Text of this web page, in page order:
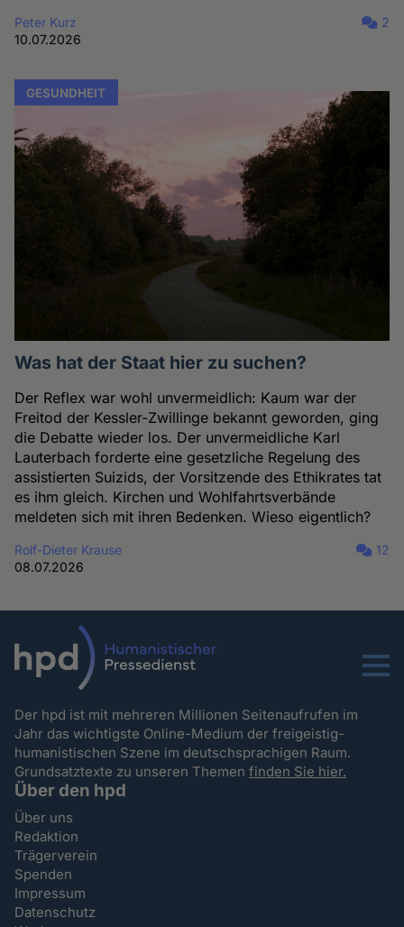
Peter Kurz
10.07.2026
2
GESUNDHEIT
Was hat der Staat hier zu suchen?
Der Reflex war wohl unvermeidlich: Kaum war der
Freitod der Kessler-Zwillinge bekannt geworden, ging
die Debatte wieder los. Der unvermeidliche Karl
Lauterbach forderte eine gesetzliche Regelung des
assistierten Suizids, der Vorsitzende des Ethikrates tat
es ihm gleich. Kirchen und Wohlfahrtsverbände
meldeten sich mit ihren Bedenken. Wieso eigentlich?
Rolf-Dieter Krause
08.07.2026
12
Menu
Der hpd ist mit mehreren Millionen Seitenaufrufen im
Jahr das wichtigste Online-Medium der freigeistig-
humanistischen Szene im deutschsprachigen Raum.
Grundsatztexte zu unseren Themenfinden Sie hier.
Über den hpd
Über uns
Redaktion
Trägerverein
Spenden
Impressum
Datenschutz